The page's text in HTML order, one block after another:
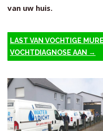
van uw huis.
LAST VAN VOCHTIGE
VOCHTDIAGNOSE AAN →